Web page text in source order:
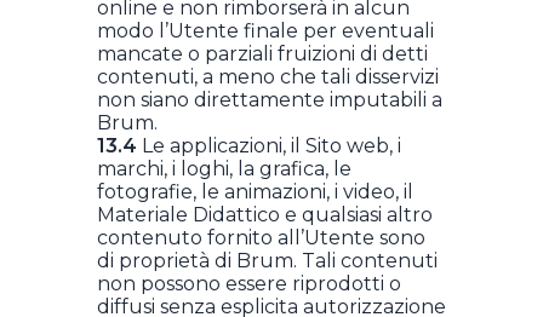
online e non rimborserà in alcun
modo l’Utente finale per eventuali
mancate o parziali fruizioni di detti
contenuti, a meno che tali disservizi
non siano direttamente imputabili a
Brum.
13.4 Le applicazioni, il Sito web, i
marchi, i loghi, la grafica, le
fotografie, le animazioni, i video, il
Materiale Didattico e qualsiasi altro
contenuto fornito all’Utente sono
di proprietà di Brum. Tali contenuti
non possono essere riprodotti o
diffusi senza esplicita autorizzazione